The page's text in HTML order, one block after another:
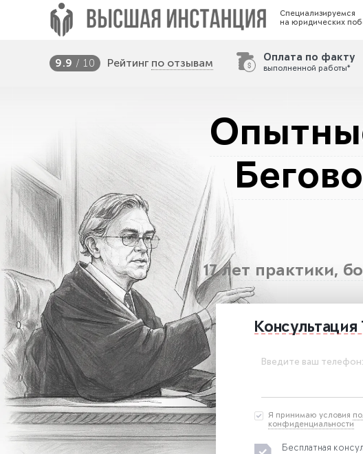
Специализируемся
на юридических
9.9 / 10 Рейтинг по отзывам Оплата по факту
выполненной работы*
17 лет практики,
Консультация
Введите ваш телефон:
Я принимаю условия
конфиденциальности
Бесплатная